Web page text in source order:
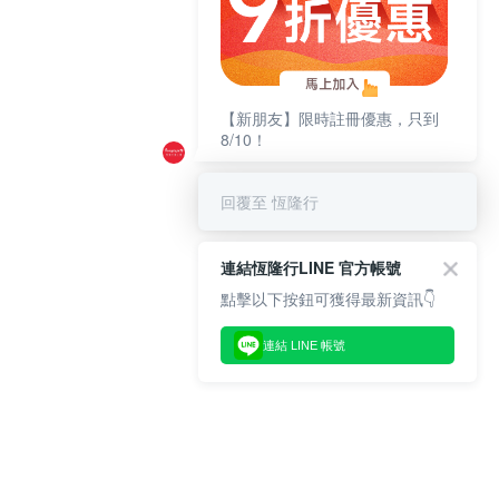
【新朋友】限時註冊優惠，只到
8/10！
回覆至 恆隆行
連結恆隆行LINE 官方帳號
點擊以下按鈕可獲得最新資訊👇
連結 LINE 帳號